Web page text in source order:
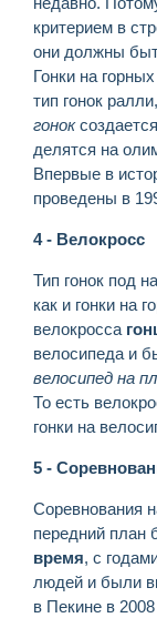
критерием в
они должны
Гонки на
тип гонок
гонок
делятся на
Впервые в
проведены в
4 - Велокросс
Тип гонок под
как и гонки на
велокросса
велосипеда и
велосипед на
То есть
гонки на
5 -
Соревнования
передний
время, с
людей и были
в Пекине в